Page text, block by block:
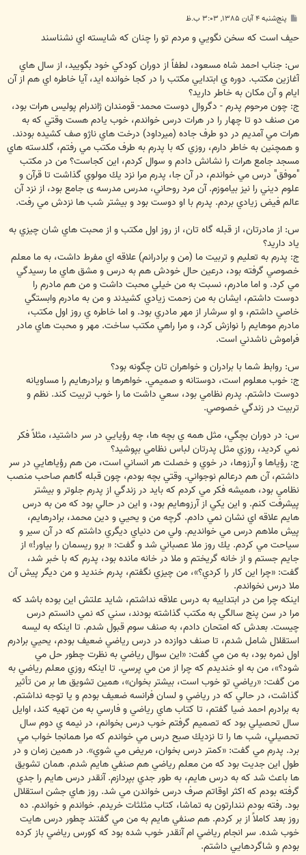
س
ت
پنج‌شنبه ۴ آبان ۱۳۸۵, ۳:۰۳ ب.ظ
حيف است که سخن نگويي و مردم تو را چنان که شايسته اي نشناسند
س: جناب احمد شاه مسعود، لطفاً از دوران كودكي خود بگوييد، از سال هاي
آغازين مكتب. دوره ي ابتدايي مكتب را در كجا خوانده ايد، آيا خاطره اي هم از آن
ايام و آن مكان به خاطر داريد؟
ج: چون مرحوم پدرم - دگروال دوست محمد- قومندان ژاندرام پوليس هرات بود،
من صنف دو تا چهار را در هرات درس خواندم، خوب يادم هست وقتي كه به
هرات مي آمديم در دو طرف جاده (ميرداود) درخت هاي ناژو صف كشيده بودند.
و همچنين به خاطر دارم، روزي كه با پدرم به طرف مكتب مي رفتم، گلدسته هاي
مسجد جامع هرات را نشانش دادم و سوال كردم، اين كجاست؟ من در مكتب
"موفق" درس مي خواندم، در آن جا، پدرم مرا نزد يك مولوي گذاشت تا قرآن و
علوم ديني را نيز بياموزم. آن مرد روحاني، مدرس مدرسه ی جامع بود، از نزد آن
عالم فيض زيادي بردم. پدرم با او دوست بود و بيشتر شب ها نزدش مي رفت.
س: از مادرتان، از قبله گاه تان، از روز اول مكتب و از محبت هاي شان چيزي به
ياد داريد؟
ج: پدرم به تعليم و تربيت ما (من و برادرانم) علاقه اي مفرط داشت، به ما معلم
خصوصي گرفته بود، درعين حال خودش هم به درس و مشق هاي ما رسيدگي
مي كرد. و اما مادرم، نسبت به من خيلي محبت داشت و من هم مادرم را
دوست داشتم، ايشان به من زحمت زيادي كشيدند و من به مادرم وابستگي
خاصي داشتم، و او سرشار از مهر مادري بود. و اما خاطره ي روز اول مكتب،
مادرم موهايم را نوازش كرد، و مرا راهي مكتب ساخت. مهر و محبت هاي مادر
فراموش ناشدني است.
س: روابط شما با برادران و خواهران تان چگونه بود؟
ج: خوب معلوم است، دوستانه و صميمي. خواهرها و برادرهايم را مساويانه
دوست داشتم. پدرم نظامي بود، سعي داشت ما را خوب تربيت كند. نظم و
تربيت در زندگي خصوصي.
س: در دوران بچگي، مثل همه ي بچه ها، چه رؤيايي در سر داشتيد، مثلاً فكر
نمي كرديد، روزي مثل پدرتان لباس نظامي بپوشيد؟
ج: رؤياها و آرزوها، در خوي و خصلت هر انساني است، من هم رؤياهايي در سر
داشتم، آن هم درعالم نوجواني. وقتي بچه بودم، چون قبله گاهم صاحب منصب
نظامي بود، هميشه فكر مي كردم كه بايد در زندگي از پدرم جلوتر و بيشتر
پيشرفت كنم. و اين يكي از آرزوهايم بود، و اين در حالي بود كه من به درس
هايم علاقه اي نشان نمي دادم. گرچه من و يحيي و دين محمد، برادرهايم،
پيش ملاهم درس مي خوانديم. ولي من دنياي ديگري داشتم كه در آن سير و
سياحت مي كردم. يك روز ملا عصباني شد و گفت: « برو ريسمان را بياور!» از
جايم جستم و از خانه گريختم و ملا در خانه مانده بود، پدرم كه با خبر شد،
گفت: «چرا اين كار را كردي؟»، من چيزي نگفتم، پدرم خنديد و من ديگر پيش آن
ملا درس نخواندم.
اينكه چرا من در ابتداييه به درس علاقه نداشتم، شايد علتش اين بوده باشد كه
مرا در سن پنج سالگي به مكتب گذاشته بودند، سني كه نمي دانستم درس
چيست. بعدش كه امتحان دادم، به صنف سوم قبول شدم. تا اينكه به ليسه
استقلال شامل شدم، تا صنف دوازده در درس رياضي ضعيف بودم، يحيي برادرم
اول نمره بود، به من مي گفت: «اين سوال رياضي به نظرت چطور حل مي
شود؟»، من به او خنديدم كه چرا از من مي پرسي. تا اينكه روزي معلم رياضي به
من گفت: «رياضي تو خوب است، بيشتر بخوان»، همين تشويق ها بر من تأثير
گذاشت، در حالي كه در رياضي و لسان فرانسه ضعيف بودم و يا توجه نداشتم.
به برادرم احمد ضيا گفتم، تا كتاب هاي رياضي و فارسي به من تهيه كند، اوايل
سال تحصيلي بود كه تصميم گرفتم خوب درس بخوانم، در نيمه ي دوم سال
تحصيلي، شب ها را تا نزديك صبح درس مي خواندم كه مرا همانجا خواب مي
برد. پدرم مي گفت: «كمتر درس بخوان، مريض مي شوي». در همين زمان و در
طول اين جديت بود كه من معلم رياضي هم صنفي هايم شدم. همان تشويق
ها باعث شد كه به درس هايم، به طور جدي بپردازم. آنقدر درس هايم را جدي
گرفته بودم كه اكثر اوقاتم صرف درس خواندن مي شد. روز هاي جشن استقلال
بود. رفته بودم نندارتون به تماشا، كتاب مثلثات خريدم. خواندم و خواندم. ده
روز بعد كاملاً از بر كردم. هم صنفي هايم به من مي گفتند چطور درس هايت
خوب شده. سر انجام رياضي ام آنقدر خوب شده بود كه كورس رياضي باز كرده
بودم و شاگردهايي داشتم.